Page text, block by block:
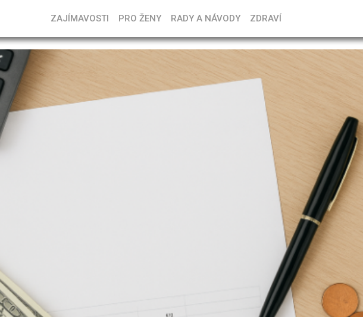
ZAJÍMAVOSTI PRO ŽENY RADY A NÁVODY ZDRAVÍ